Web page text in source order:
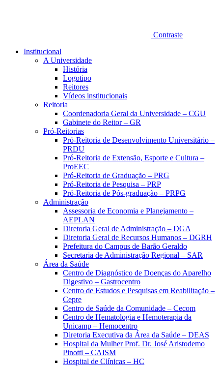
Contraste
Institucional
A Universidade
História
Logotipo
Reitores
Vídeos institucionais
Reitoria
Coordenadoria Geral da Universidade – CGU
Gabinete do Reitor – GR
Pró-Reitorias
Pró-Reitoria de Desenvolvimento Universitário –
PRDU
Pró-Reitoria de Extensão, Esporte e Cultura –
ProEEC
Pró-Reitoria de Graduação – PRG
Pró-Reitoria de Pesquisa – PRP
Pró-Reitoria de Pós-graduação – PRPG
Administração
Assessoria de Economia e Planejamento –
AEPLAN
Diretoria Geral de Administração – DGA
Diretoria Geral de Recursos Humanos – DGRH
Prefeitura do Campus de Barão Geraldo
Secretaria de Administração Regional – SAR
Área da Saúde
Centro de Diagnóstico de Doenças do Aparelho
Digestivo – Gastrocentro
Centro de Estudos e Pesquisas em Reabilitação –
Cepre
Centro de Saúde da Comunidade – Cecom
Centro de Hematologia e Hemoterapia da
Unicamp – Hemocentro
Diretoria Executiva da Área da Saúde – DEAS
Hospital da Mulher Prof. Dr. José Aristodemo
Pinotti – CAISM
Hospital de Clínicas – HC